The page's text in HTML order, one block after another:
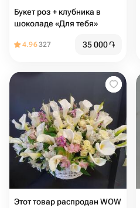
Букет роз + клубника в
шоколаде «Для тебя»
4.96327 35 000֏
Этот товар распродан WOW